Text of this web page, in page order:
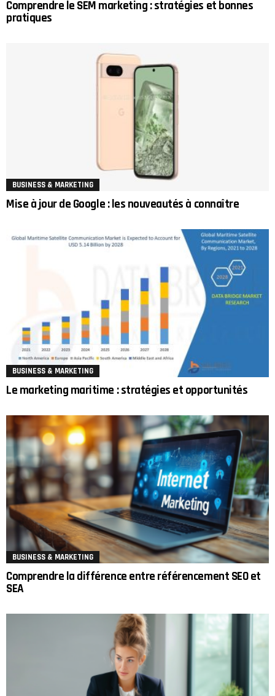
Comprendre le SEM marketing : stratégies et bonnes
pratiques
BUSINESS & MARKETING
Mise à jour de Google : les nouveautés à connaître
BUSINESS & MARKETING
Le marketing maritime : stratégies et opportunités
BUSINESS & MARKETING
Comprendre la différence entre référencement SEO et
SEA